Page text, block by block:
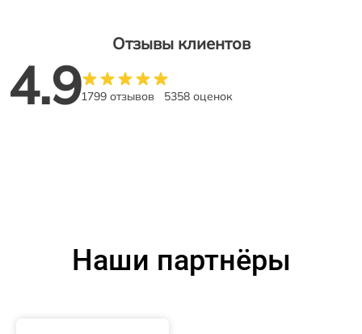
Отзывы клиентов
4.91799 отзывов 5358 оценок
Наши партнёры